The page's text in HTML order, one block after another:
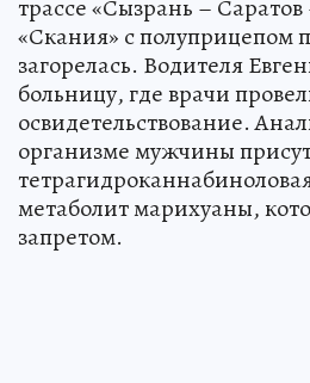
трассе «Сызрань –
«Скания» с полуприцепом
загорелась. Водителя
больницу, где врачи
освидетельствование.
организме мужчины
метаболит марихуаны,
запретом.